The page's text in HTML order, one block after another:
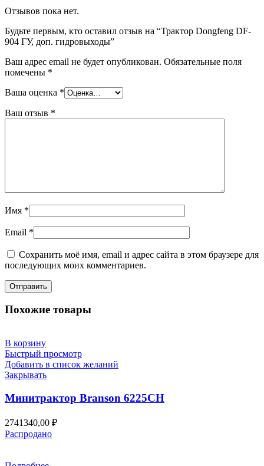
Отзывов пока нет.
Будьте первым, кто оставил отзыв на “Трактор Dongfeng DF-
904 ГУ, доп. гидровыходы”
Ваш адрес email не будет опубликован. Обязательные поля
помечены *
Ваша оценка *
Ваш отзыв *
Имя *
Email *
Сохранить моё имя, email и адрес сайта в этом браузере для
последующих моих комментариев.
Похожие товары
В корзину
Быстрый просмотр
Добавить в список желаний
Закрывать
Минитрактор Branson 6225СH
2741340,00 ₽
Распродано